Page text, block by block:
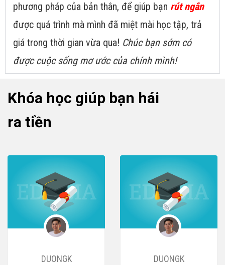
phương pháp của bản thân, để giúp bạn rút ngắn
được quá trình mà mình đã miệt mài học tập, trả
giá trong thời gian vừa qua! Chúc bạn sớm có
được cuộc sống mơ ước của chính mình!
Khóa học giúp bạn hái
ra tiền
DUONGK DUONGK